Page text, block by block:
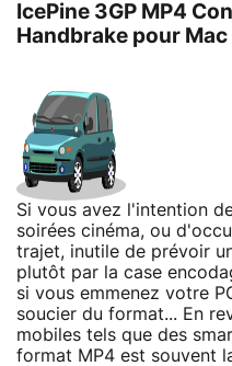
IcePine 3GP MP4
Handbrake pour Mac
Si vous avez l'intention
soirées cinéma, ou
trajet, inutile de prévoir
plutôt par la case
si vous emmenez votre
soucier du format... En
mobiles tels que des
format MP4 est souvent